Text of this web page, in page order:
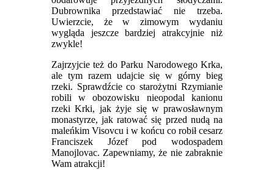
Dubrownika przedstawiać nie trzeba.
Uwierzcie, że w zimowym wydaniu
wygląda jeszcze bardziej atrakcyjnie niż
zwykle!
Zajrzyjcie też do Parku Narodowego Krka,
ale tym razem udajcie się w górny bieg
rzeki. Sprawdźcie co starożytni Rzymianie
robili w obozowisku nieopodal kanionu
rzeki Krki, jak żyje się w prawosławnym
monastyrze, jak ratować się przed nudą na
maleńkim Visovcu i w końcu co robił cesarz
Franciszek Józef pod wodospadem
Manojlovac. Zapewniamy, że nie zabraknie
Wam atrakcji!